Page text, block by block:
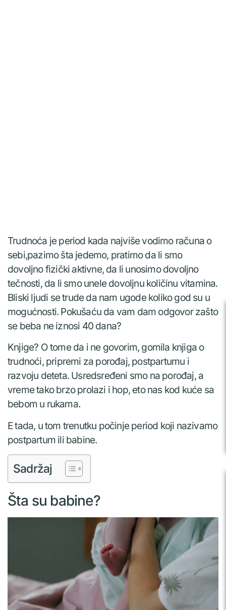
Trudnoća je period kada najviše vodimo računa o
sebi,pazimo šta jedemo, pratimo da li smo
dovoljno fizički aktivne, da li unosimo dovoljno
tečnosti, da li smo unele dovoljnu količinu vitamina.
Bliski ljudi se trude da nam ugode koliko god su u
mogućnosti. Pokušaću da vam dam odgovor zašto
se beba ne iznosi 40 dana?
Knjige? O tome da i ne govorim, gomila knjiga o
trudnoći, pripremi za porođaj, postpartumu i
razvoju deteta. Usredsređeni smo na porođaj, a
vreme tako brzo prolazi i hop, eto nas kod kuće sa
bebom u rukama.
E tada, u tom trenutku počinje period koji nazivamo
postpartum ili babine.
Sadržaj
Šta su babine?